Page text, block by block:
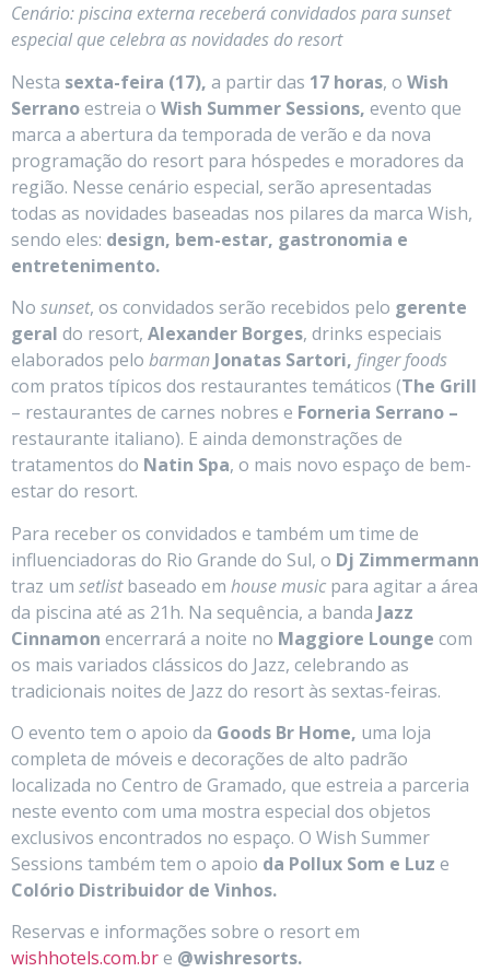
Cenário: piscina externa receberá convidados para sunset
especial que celebra as novidades do resort
Nesta sexta-feira (17), a partir das 17 horas, o Wish
Serranoestreia o Wish Summer Sessions, evento que
marca a abertura da temporada de verão e da nova
programação do resort para hóspedes e moradores da
região. Nesse cenário especial, serão apresentadas
todas as novidades baseadas nos pilares da marca Wish,
sendo eles: design, bem-estar, gastronomia e
entretenimento.
No sunset, os convidados serão recebidos pelo gerente
geral do resort, Alexander Borges, drinks especiais
elaborados pelo barman Jonatas Sartori, finger foods
com pratos típicos dos restaurantes temáticos (The Grill
– restaurantes de carnes nobres e Forneria Serrano –
restaurante italiano). E ainda demonstrações de
tratamentos do Natin Spa, o mais novo espaço de bem-
estar do resort.
Para receber os convidados e também um time de
influenciadoras do Rio Grande do Sul, o Dj Zimmermann
traz um setlistbaseado em house music para agitar a área
da piscina até as 21h. Na sequência, a banda Jazz
Cinnamon encerrará a noite no Maggiore Lounge com
os mais variados clássicos do Jazz, celebrando as
tradicionais noites de Jazz do resort às sextas-feiras.
O evento tem o apoio da Goods Br Home, uma loja
completa de móveis e decorações de alto padrão
localizada no Centro de Gramado, que estreia a parceria
neste evento com uma mostra especial dos objetos
exclusivos encontrados no espaço. O Wish Summer
Sessions também tem o apoio da Pollux Som e Luz e
Colório Distribuidor de Vinhos.
Reservas e informações sobre o resort em
wishhotels.com.bre @wishresorts.